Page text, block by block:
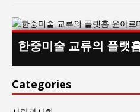
한중미술 교류의 플랫
Categories